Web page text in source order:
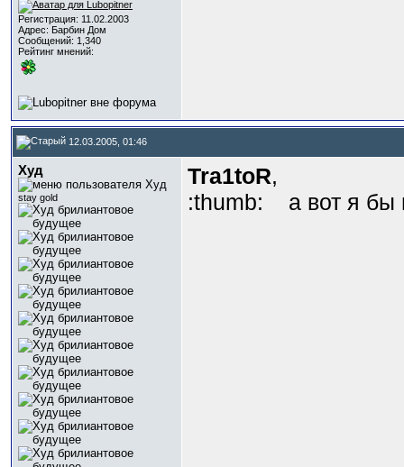
Регистрация: 11.02.2003
Адрес: Барбин Дом
Сообщений: 1,340
Рейтинг мнений:
12.03.2005, 01:46
Худ
stay gold
Tra1toR,
:thumb:
а вот я бы